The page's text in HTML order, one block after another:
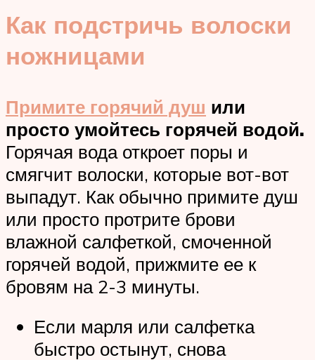
Как подстричь волоски
ножницами
Примите горячий душ или
просто умойтесь горячей водой.
Горячая вода откроет поры и
смягчит волоски, которые вот-вот
выпадут. Как обычно примите душ
или просто протрите брови
влажной салфеткой, смоченной
горячей водой, прижмите ее к
бровям на 2-3 минуты.
Если марля или салфетка
быстро остынут, снова